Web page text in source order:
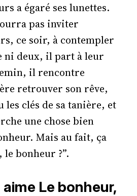
a égaré ses lunettes.
pas inviter
ce soir, à contempler
ni deux, il part à leur
il rencontre
retrouver son rêve,
clés de sa tanière, et
une chose bien
Mais au fait, ça
bonheur ?”.
Le bonheur,